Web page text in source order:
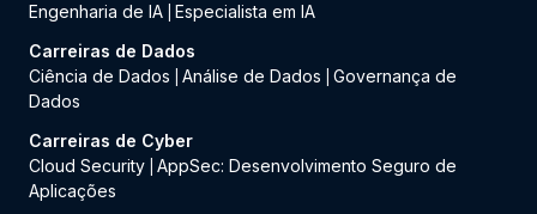
Engenharia de IA Especialista em IA
Carreiras de Dados
Ciência de Dados
Análise de Dados
Governança de
Dados
Carreiras de Cyber
Cloud Security AppSec: Desenvolvimento Seguro de
Aplicações